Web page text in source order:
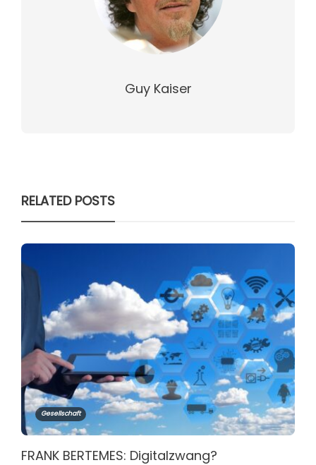
Guy Kaiser
RELATED POSTS
Gesellschaft
FRANK BERTEMES: Digitalzwang?